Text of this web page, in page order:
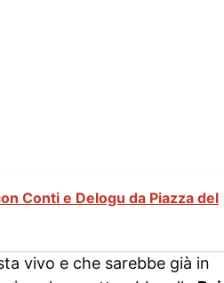
Conti e Delogu da Piazza del
vivo e che sarebbe già in